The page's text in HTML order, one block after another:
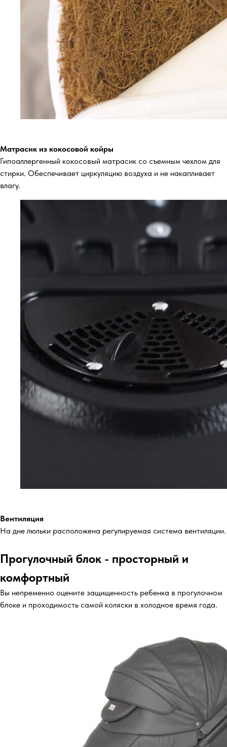
Матрасик из кокосовой койры
Гипоаллергенный кокосовый матрасик со съемным чехлом для
стирки. Обеспечивает циркуляцию воздуха и не накапливает
влагу.
Вентиляция
На дне люльки расположена регулируемая система вентиляции.
Прогулочный блок - просторный и
комфортный
Вы непременно оцените защищенность ребенка в прогулочном
блоке и проходимость самой коляски в холодное время года.